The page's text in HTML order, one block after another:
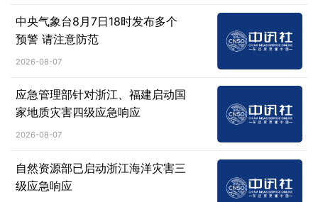
中央气象台8月7日18时发布多个
预警 请注意防范
2026-08-07
应急管理部针对浙江、福建启动国
家地质灾害四级应急响应
2026-08-07
自然资源部已启动浙江海洋灾害三
级应急响应